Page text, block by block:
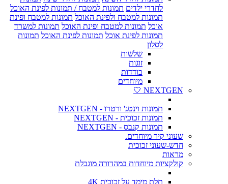
לחדרי ילדים תמונות למטבח / תמונות לפינת האוכל
תמונות למטבח ולפינת האוכל תמונות למטבח ופינת
אוכל תמונות למטבח ופינת האוכל תמונות למשרד
תמונות לפינת אוכל תמונות לפינת האוכל תמונות
לסלון
שלשות
זוגות
בודדות
מיוחדים
NEXTGEN 🤍
תמונות וינטג' ורטרו - NEXTGEN
תמונות זכוכית - NEXTGEN
תמונות קנבס - NEXTGEN
שעוני קיר מיוחדים.
חדש-שעוני זכוכית
מראות
קולקציות מיוחדות במהדורה מוגבלת
תלת מימד על זכוכית 4K